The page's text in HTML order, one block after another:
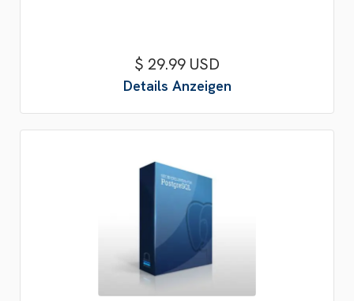
$ 29.99 USD
Details Anzeigen